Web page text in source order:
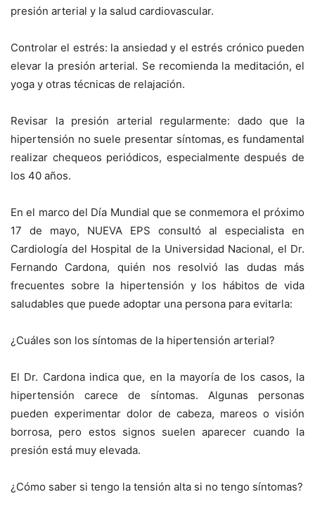
presión arterial y la salud cardiovascular.
Controlar el estrés: la ansiedad y el estrés crónico pueden
elevar la presión arterial. Se recomienda la meditación, el
yoga y otras técnicas de relajación.
Revisar la presión arterial regularmente: dado que la
hipertensión no suele presentar síntomas, es fundamental
realizar chequeos periódicos, especialmente después de
los 40 años.
En el marco del Día Mundial que se conmemora el próximo
17 de mayo, NUEVA EPS consultó al especialista en
Cardiología del Hospital de la Universidad Nacional, el Dr.
Fernando Cardona, quién nos resolvió las dudas más
frecuentes sobre la hipertensión y los hábitos de vida
saludables que puede adoptar una persona para evitarla:
¿Cuáles son los síntomas de la hipertensión arterial?
El Dr. Cardona indica que, en la mayoría de los casos, la
hipertensión carece de síntomas. Algunas personas
pueden experimentar dolor de cabeza, mareos o visión
borrosa, pero estos signos suelen aparecer cuando la
presión está muy elevada.
¿Cómo saber si tengo la tensión alta si no tengo síntomas?